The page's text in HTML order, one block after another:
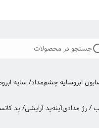
جستجو در محصولات
ابروسایه چشممداد/ سایه ابرو
/ رژ مدادیآینهپد آرایشی/ پد